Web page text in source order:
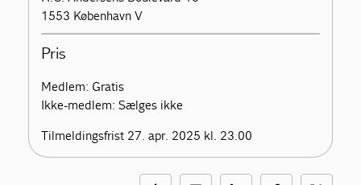
1553 København V
Pris
Medlem: Gratis
Ikke-medlem: Sælges ikke
Tilmeldingsfrist 27. apr. 2025 kl. 23.00